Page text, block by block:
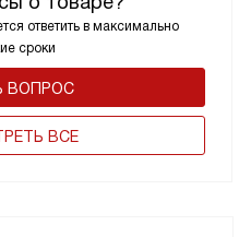
ответить в максимально
сроки
ВОПРОС
ВСЕ